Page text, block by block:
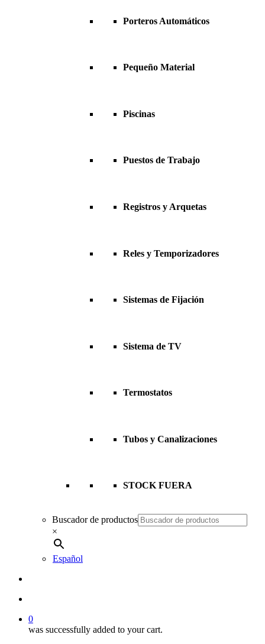
Porteros Automáticos
Pequeño Material
Piscinas
Puestos de Trabajo
Registros y Arquetas
Reles y Temporizadores
Sistemas de Fijación
Sistema de TV
Termostatos
Tubos y Canalizaciones
STOCK FUERA
Buscador de productos
×
Español
0
was successfully added to your cart.